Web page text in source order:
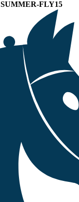
SUMMER-FLY15